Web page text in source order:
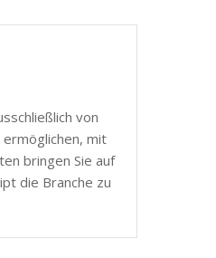
von
mit
bringen Sie auf
die Branche zu